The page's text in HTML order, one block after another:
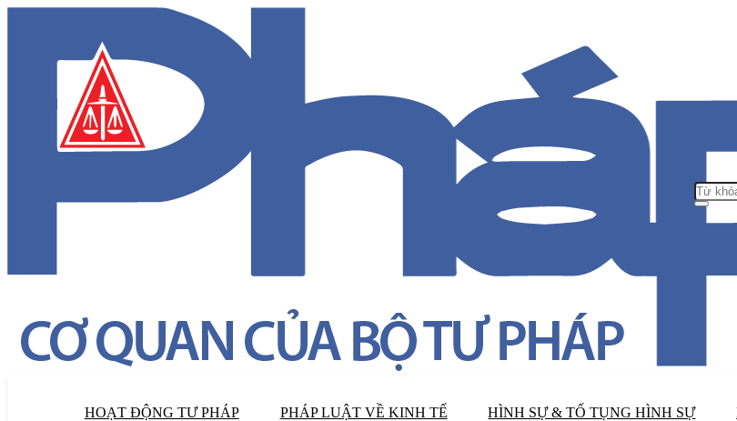
HOẠT ĐỘNG TƯ PHÁP PHÁP LUẬT VỀ KINH TẾ HÌNH SỰ & TỐ TỤNG HÌNH SỰ